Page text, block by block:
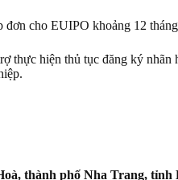
đơn cho EUIPO khoảng 12
thực hiện thủ tục đăng ký nhãn
thành phố Nha Trang, tỉnh